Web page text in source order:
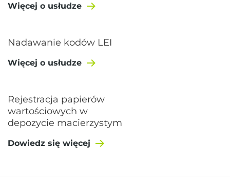
Więcej o usłudze
Nadawanie kodów LEI
Więcej o usłudze
Rejestracja papierów
wartościowych w
depozycie macierzystym
Dowiedz się więcej